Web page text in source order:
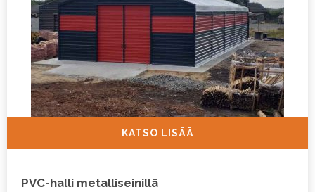
KATSO LISÄÄ
PVC-halli metalliseinillä